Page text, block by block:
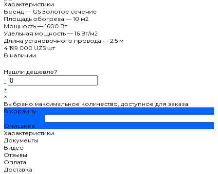
Характеристики
Бренд — GS Золотое сечение
Площадь обогрева — 10 м2
Мощность — 1600 Вт
Удельная мощность — 16 Вт/м2
Длина установочного провода — 2.5 м
4 199 000 UZS шт
В наличии
Нашли дешевле?
-
+
×
Выбрано максимальное количество, доступное для заказа
В корзину
Описание
Характеристики
Документы
Видео
Отзывы
Оплата
Доставка